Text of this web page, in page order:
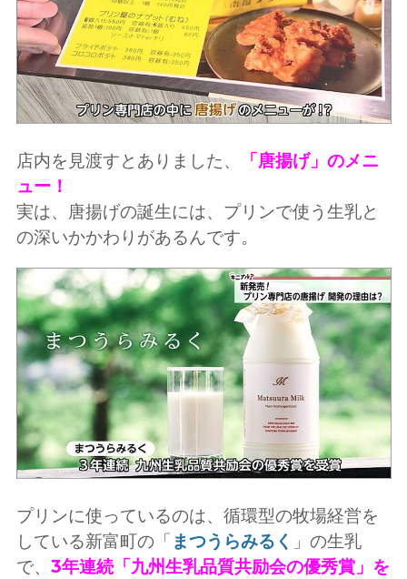
店内を見渡すとありました、
「唐揚げ」のメニ
ュー！
実は、唐揚げの誕生には、プリンで使う生乳と
の深いかかわりがあるんです。
プリンに使っているのは、循環型の牧場経営を
している新富町の「 まつうらみるく 」の生乳
で、 3年連続「九州生乳品質共励会の優秀賞」を